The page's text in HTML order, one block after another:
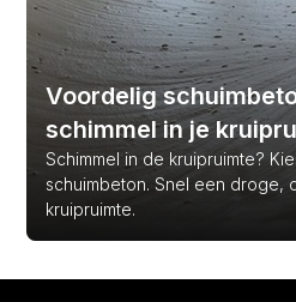
Voordelig
schimmel in je
Schimmel in de kruipruimte?
schuimbeton. Snel een droge,
kruipruimte.